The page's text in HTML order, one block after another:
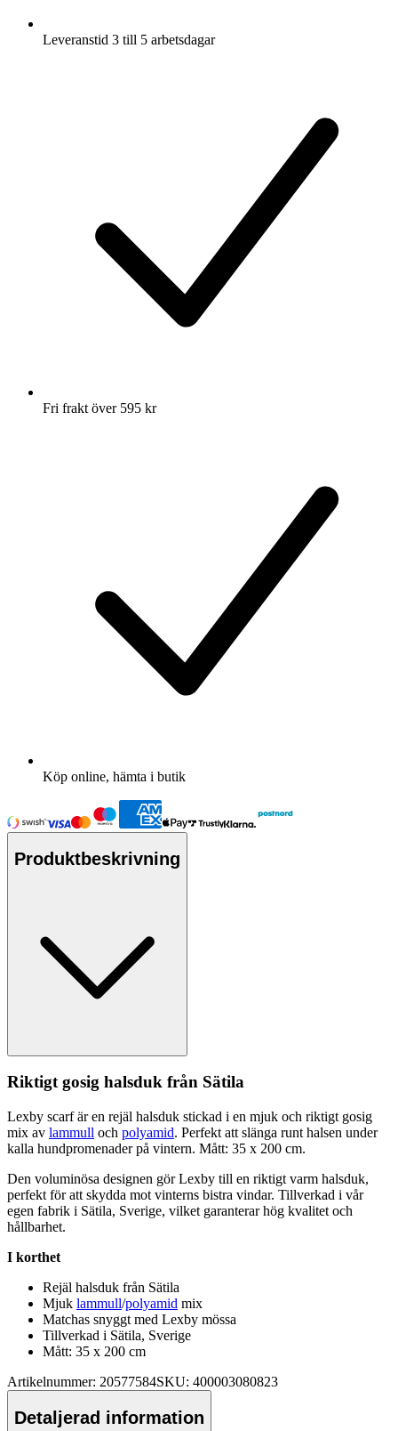
Leveranstid 3 till 5 arbetsdagar
Fri frakt över 595 kr
Köp online, hämta i butik
Produktbeskrivning
Riktigt gosig halsduk från Sätila
Lexby scarf är en rejäl halsduk stickad i en mjuk och riktigt gosig
mix av lammull och polyamid. Perfekt att slänga runt halsen under
kalla hundpromenader på vintern. Mått: 35 x 200 cm.
Den voluminösa designen gör Lexby till en riktigt varm halsduk,
perfekt för att skydda mot vinterns bistra vindar. Tillverkad i vår
egen fabrik i Sätila, Sverige, vilket garanterar hög kvalitet och
hållbarhet.
I korthet
Rejäl halsduk från Sätila
Mjuk lammull/polyamid mix
Matchas snyggt med Lexby mössa
Tillverkad i Sätila, Sverige
Mått: 35 x 200 cm
Artikelnummer: 20577584SKU: 400003080823
Detaljerad information